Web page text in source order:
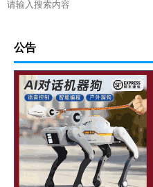
公告